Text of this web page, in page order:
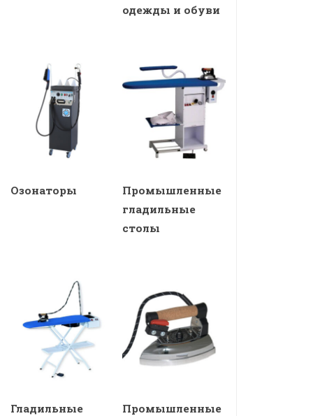
одежды и обуви
Озонаторы
Промышленные
гладильные
столы
Гладильные
Промышленные